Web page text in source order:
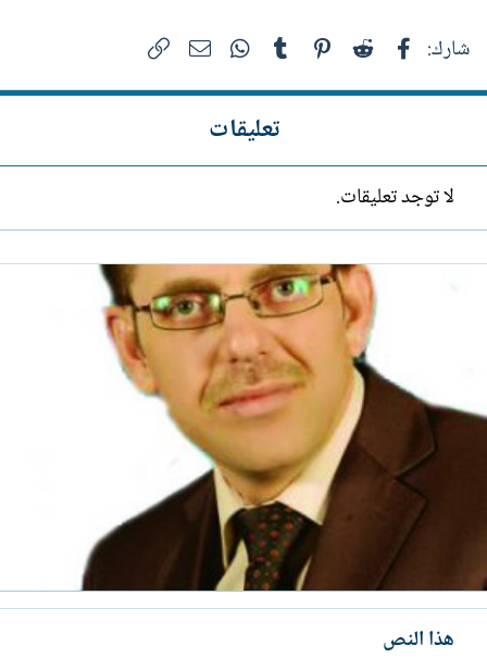
شارك: فيسبوك Reddit
Pinterest
Tumblr
WhatsAppالبريد الإلكتروني
تعليقات
لا توجد تعليقات.
هذا النص